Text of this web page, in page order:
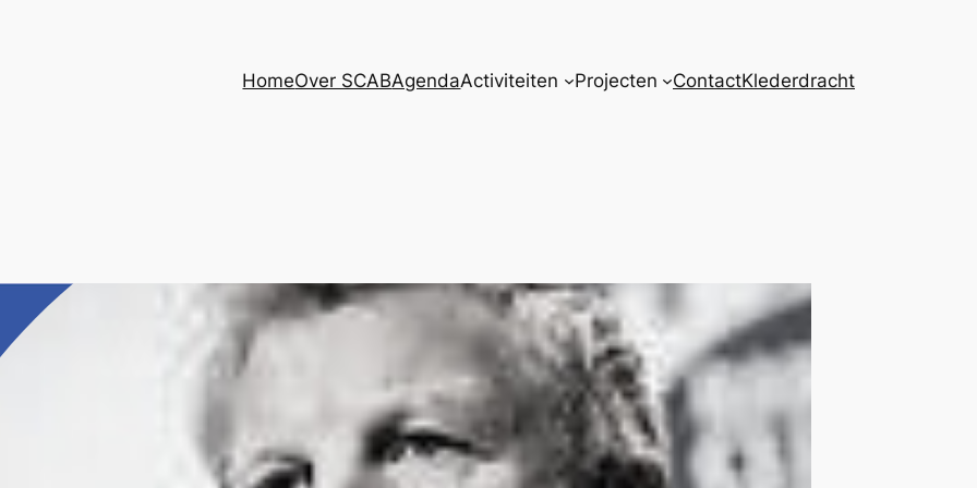
HomeOver SCABAgendaActiviteiten Projecten ContactKlederdracht